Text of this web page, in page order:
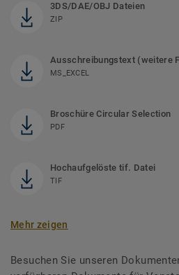
3DS/DAE/OBJ Dateien
ZIP
Ausschreibungstext (weitere
MS_EXCEL
Broschüre Circular Selection
PDF
Hochaufgelöste tif. Datei
TIF
Mehr zeigen
Besuchen Sie unseren